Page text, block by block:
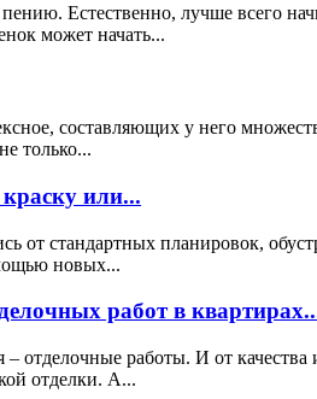
Естественно, лучше всего
может начать...
составляющих у него
только...
или...
от стандартных планировок,
новых...
работ в
работы. И от качества
отделки. А...